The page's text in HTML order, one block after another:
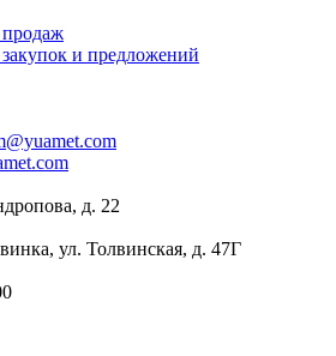
и предложений
д. 22
ул. Толвинская, д. 47Г